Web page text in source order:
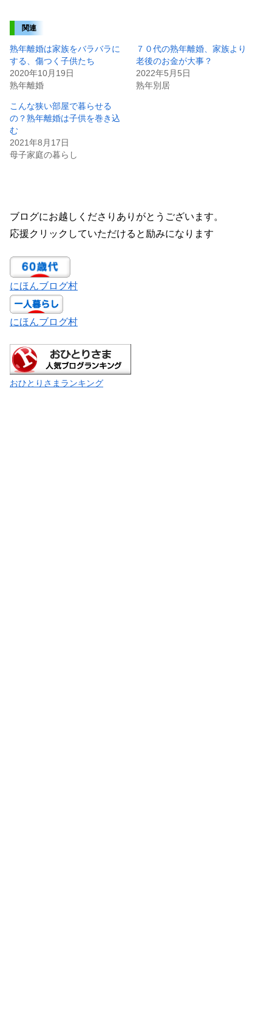
関連
熟年離婚は家族をバラバラに
する、傷つく子供たち
2020年10月19日
熟年離婚
７０代の熟年離婚、家族より
老後のお金が大事？
2022年5月5日
熟年別居
こんな狭い部屋で暮らせる
の？熟年離婚は子供を巻き込
む
2021年8月17日
母子家庭の暮らし
ブログにお越しくださりありがとうございます。
応援クリックしていただけると励みになります
にほんブログ村
にほんブログ村
おひとりさまランキング